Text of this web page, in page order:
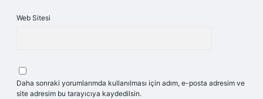
Web Sitesi
Daha sonraki yorumlarımda kullanılması için adım, e-posta adresim ve
site adresim bu tarayıcıya kaydedilsin.